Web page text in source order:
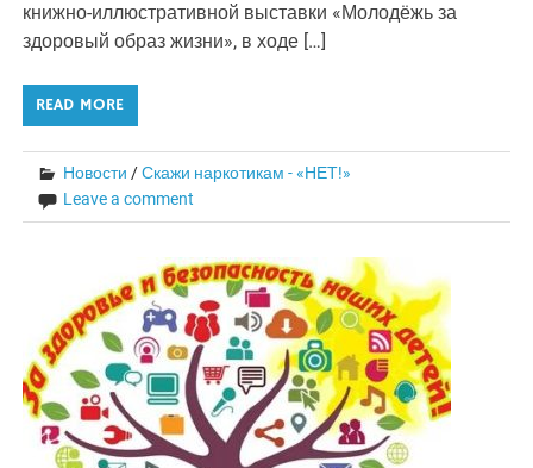
книжно-иллюстративной выставки «Молодёжь за
здоровый образ жизни», в ходе […]
READ MORE
Новости /Скажи наркотикам - «НЕТ!»
Leave a comment